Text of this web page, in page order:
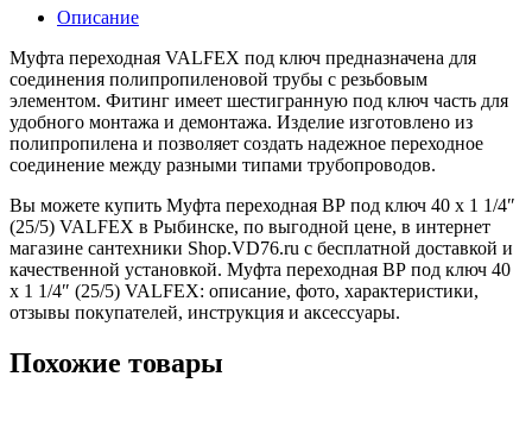
Описание
Муфта переходная VALFEX под ключ предназначена для
соединения полипропиленовой трубы с резьбовым
элементом. Фитинг имеет шестигранную под ключ часть для
удобного монтажа и демонтажа. Изделие изготовлено из
полипропилена и позволяет создать надежное переходное
соединение между разными типами трубопроводов.
Вы можете купить Муфта переходная ВР под ключ 40 х 1 1/4″
(25/5) VALFEX в Рыбинске, по выгодной цене, в интернет
магазине сантехники Shop.VD76.ru с бесплатной доставкой и
качественной установкой. Муфта переходная ВР под ключ 40
х 1 1/4″ (25/5) VALFEX: описание, фото, характеристики,
отзывы покупателей, инструкция и аксессуары.
Похожие товары